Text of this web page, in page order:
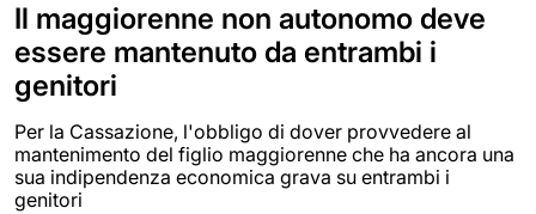
Il maggiorenne non autonomo deve
essere mantenuto da entrambi i
genitori
Per la Cassazione, l'obbligo di dover provvedere al
mantenimento del figlio maggiorenne che ha ancora una
sua indipendenza economica grava su entrambi i
genitori